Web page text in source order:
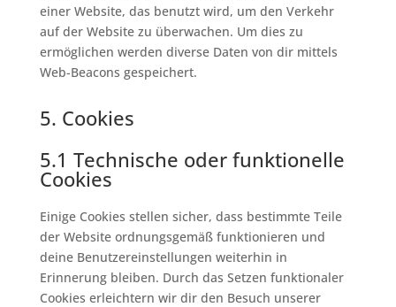
einer Website, das benutzt wird, um den Verkehr
auf der Website zu überwachen. Um dies zu
ermöglichen werden diverse Daten von dir mittels
Web-Beacons gespeichert.
5. Cookies
5.1 Technische oder funktionelle
Cookies
Einige Cookies stellen sicher, dass bestimmte Teile
der Website ordnungsgemäß funktionieren und
deine Benutzereinstellungen weiterhin in
Erinnerung bleiben. Durch das Setzen funktionaler
Cookies erleichtern wir dir den Besuch unserer